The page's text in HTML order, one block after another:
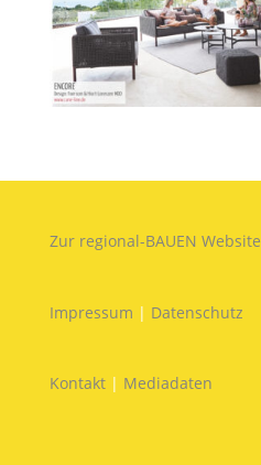
Zur regional-BAUEN Website
Impressum | Datenschutz
Kontakt | Mediadaten